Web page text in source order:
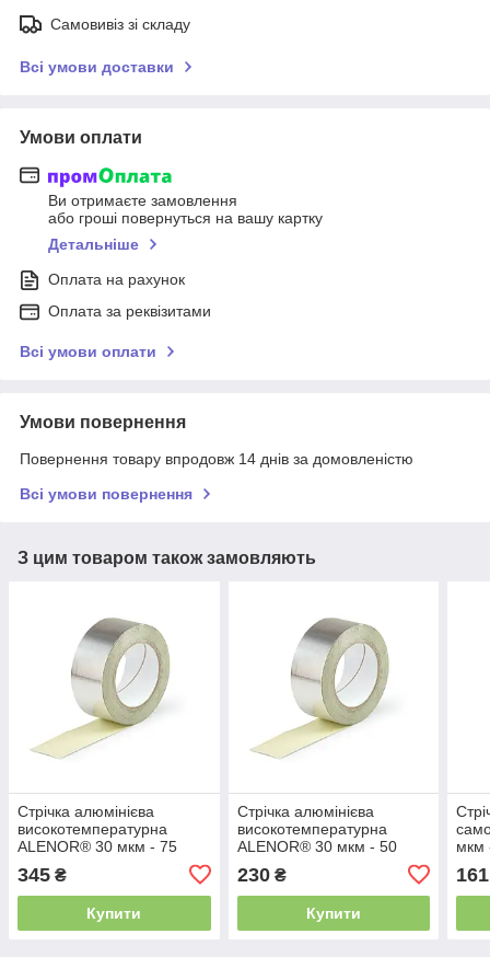
Самовивіз зі складу
Всі умови доставки
Умови оплати
Ви отримаєте замовлення
або гроші повернуться на вашу картку
Детальніше
Оплата на рахунок
Оплата за реквізитами
Всі умови оплати
Умови повернення
Повернення товару впродовж 14 днів за домовленістю
Всі умови повернення
З цим товаром також замовляють
Стрічка алюмінієва
високотемпературна
ALENOR® 30 мкм - 75
345 ₴
Купити
Стрічка алюмінієва
високотемпературна
ALENOR® 30 мкм - 50
230₴
Купити
мкм
161